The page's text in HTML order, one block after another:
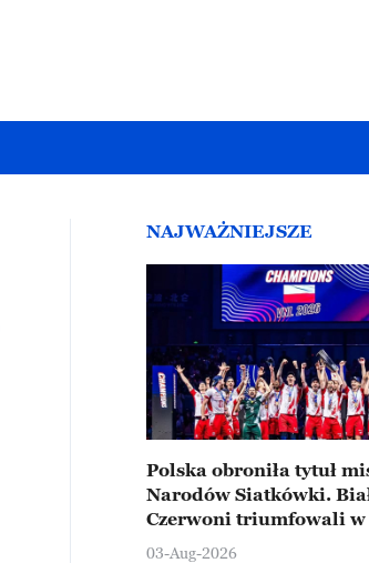
NAJWAŻNIEJSZE
Polska obroniła tytuł
Narodów Siatkówki.
Czerwoni triumfowali
Ningbo
03-Aug-2026